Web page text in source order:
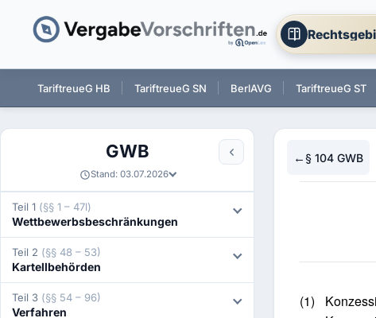
TariftreueG HB TariftreueG SN BerlAVG TariftreueG ST
GWB
Stand: 03.07.2026
Teil 1 (§§ 1 – 47l)
Wettbewerbsbeschränkungen
Teil 2 (§§ 48 – 53)
Kartellbehörden
Teil 3 (§§ 54 – 96)
Verfahren
←§ 104 GWB
(1)